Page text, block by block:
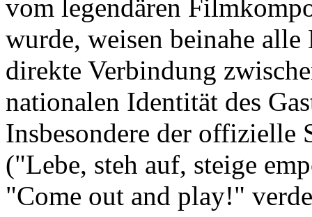
vom legendären
wurde, weisen beinahe
direkte Verbindung
nationalen Identität des
Insbesondere der offizielle
("Lebe, steh auf, steige
"Come out and play!"